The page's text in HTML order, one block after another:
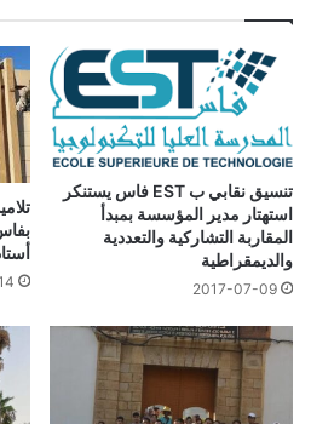
تنسيق نقابي ب EST فاس يستنكر
استهتار مدير المؤسسة بمبدأ
المقاربة التشاركية والتعددية
والديمقراطية
2017-07-09